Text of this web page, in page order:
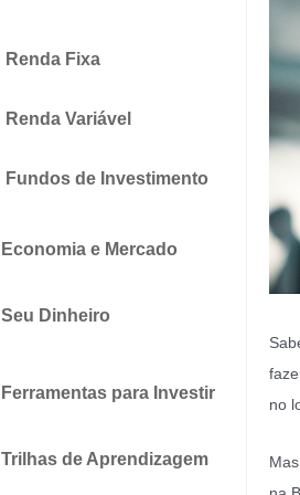
Renda Fixa
Renda Variável
Fundos de Investimento
Economia e Mercado
Seu Dinheiro
Ferramentas para Investir
Trilhas de Aprendizagem
no